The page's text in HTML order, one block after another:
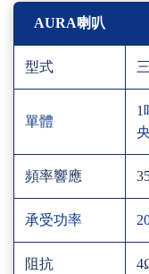
AURA喇叭
型式
單體
1
頻率響應
承受功率
阻抗